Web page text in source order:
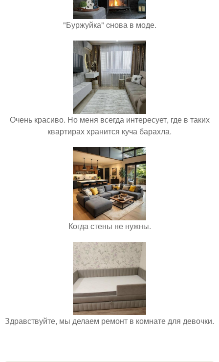
"Буржуйка" cнова в моде.
Очень красиво. Но меня всегда интересует, где в таких
квартирах хранится куча барахла.
Когда стены не нужны.
Здравствуйте, мы делаем ремонт в комнате для девочки.